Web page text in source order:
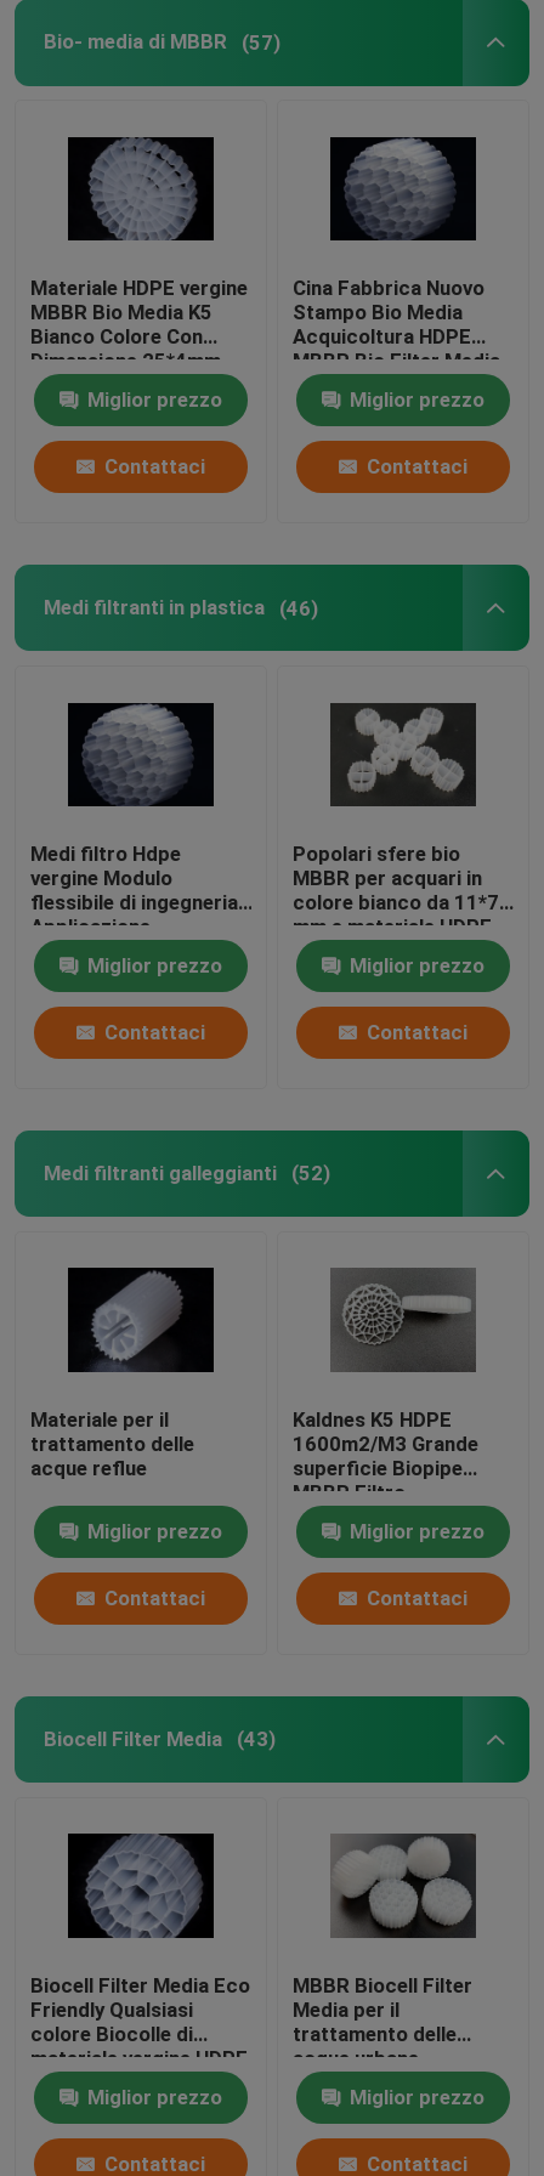
Portatore MBBR
trattamento delle acque del mbbr
Lamella Media
Media di filtraggio bio-blocco
Palancola del PVC
Bio- media di MBBR (57)
Materiale HDPE vergine
MBBR Bio Media K5
Bianco Colore Con
Dimensione 25*4mm
Per attrezzature IFAS
Miglior prezzo
Contattaci
Cina Fabbrica Nuovo
Stampo Bio Media
Acquicoltura HDPE
MBBR Bio Filter Media
Biomassa Portatore
Media galleggiante
Miglior prezzo
Contattaci
Medi filtranti in plastica (46)
Medi filtro Hdpe
vergine Modulo
flessibile di ingegneria
Applicazione
Resistenza agli urti
Miglior prezzo
Contattaci
Popolari sfere bio
MBBR per acquari in
colore bianco da 11*7
mm e materiale HDPE
vergine
Miglior prezzo
Contattaci
Medi filtranti galleggianti (52)
Materiale per il
trattamento delle
acque reflue
Miglior prezzo
Contattaci
Kaldnes K5 HDPE
1600m2/M3 Grande
superficie Biopipe
MBBR Filtro
galleggiante
Miglior prezzo
Contattaci
Biocell Filter Media (43)
Biocell Filter Media Eco
Friendly Qualsiasi
colore Biocolle di
materiale vergine HDPE
Miglior prezzo
Contattaci
MBBR Biocell Filter
Media per il
trattamento delle
acque urbane
Miglior prezzo
Contattaci